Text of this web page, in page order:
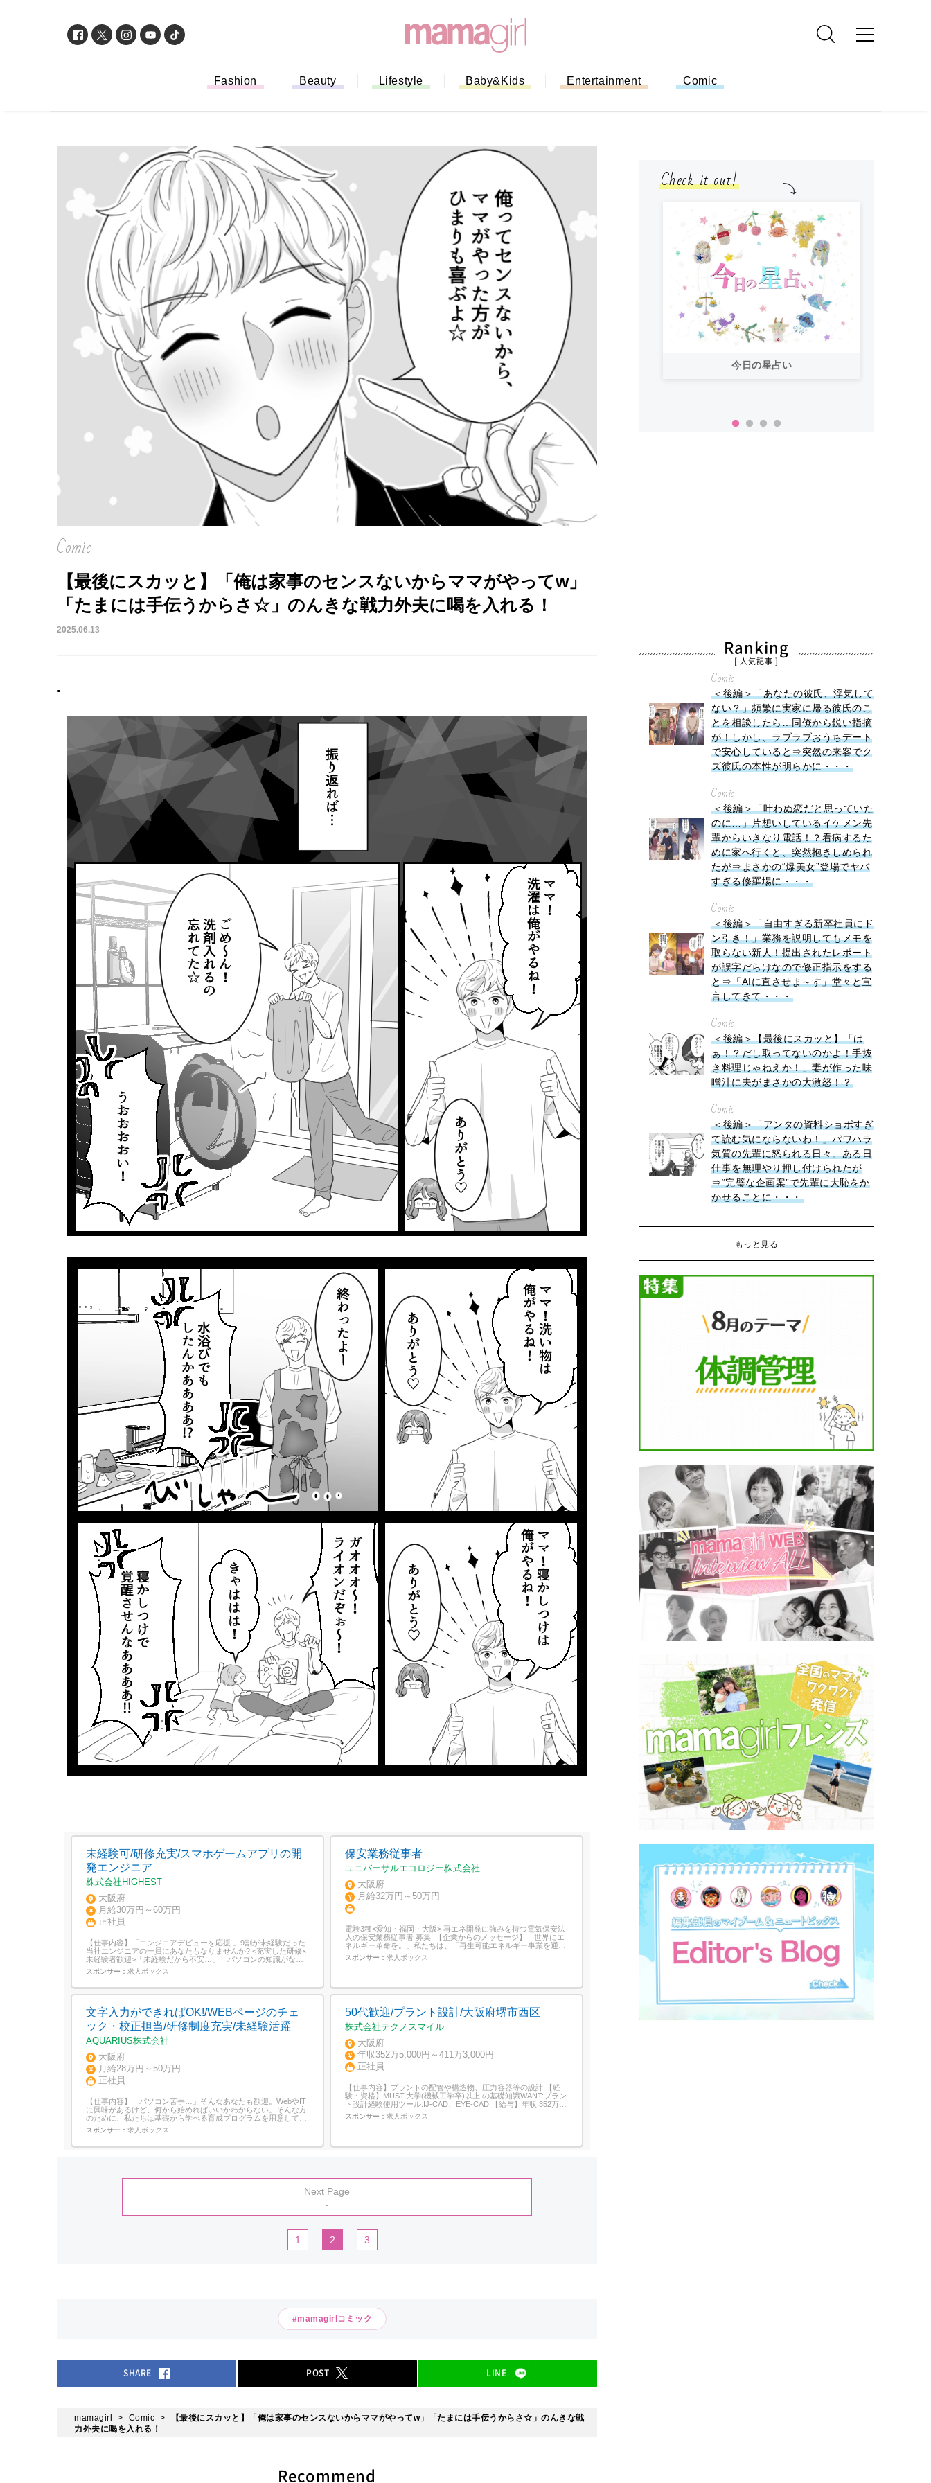
Fashion Beauty Lifestyle Baby&Kids Entertainment Comic
Comic
【最後にスカッと】「俺は家事のセンスないからママがやってw」
「たまには手伝うからさ☆」のんきな戦力外夫に喝を入れる！
2025.06.13
.
未経験可/研修充実/スマホゲームアプリの開
発エンジニア
株式会社HIGHEST
大阪府
月給30万円～60万円
正社員
【仕事内容】「エンジニアデビューを応援 」9割が未経験だった
当社エンジニアの一員にあなたもなりませんか? <充実した研修×
未経験者歓迎>「未経験だから不安…」「パソコンの知識がな
い…」「自分に向いてるかわからない…」この考えを持っている
方必見!当社の<充実した研修>で経験を積んで一流のエンジニア
ゲームア...
スポンサー： 求人ボックス
保安業務従事者
ユニバーサルエコロジー株式会社
大阪府
月給32万円～50万円
電験3種<愛知・福岡・大阪> 再エネ開発に強みを持つ電気保安法
人の保安業務従事者 募集! 【企業からのメッセージ】「世界にエ
ネルギー革命を。」私たちは、「再生可能エネルギー事業を通じ
て、全従業員の物心両面における幸福を追求する」という経営理
念を、すべての活動の核に据え、企業の社会的責任を果たしま
スポンサー： 求人ボックス
文字入力ができればOK!/WEBページのチェ
ック・校正担当/研修制度充実/未経験活躍
AQUARIUS株式会社
大阪府
月給28万円～50万円
正社員
【仕事内容】「パソコン苦手…」そんなあなたも歓迎。WebやIT
に興味があるけど、何から始めればいいかわからない。そんな方
のために、私たちは基礎から学べる育成プログラムを用意してい
ます。 安心のサポート体制&充実の研修制度・最長3か月のカリ
キュラムでじっくり成長・パソコン操作やOffice基礎からしっか
スポンサー： 求人ボックス
50代歓迎/プラント設計/大阪府堺市西区
株式会社テクノスマイル
大阪府
年収352万5,000円～411万3,000円
正社員
【仕事内容】プラントの配管や構造物、圧力容器等の設計 【経
験・資格】MUST:大学(機械工学卒)以上 の基礎知識WANT:プラン
ト設計経験使用ツール:IJ-CAD、EYE-CAD 【給与】年収:352万
5000円 411万3000円 経験・年齢・能力・前職給与等を考慮し決
定 通勤交通費(上限月10万円) 時間外勤務手当(100%支給) 出張手
スポンサー： 求人ボックス
Next Page
.
1 2 3
#mamagirlコミック
SHARE POST LINE
mamagirl Comic
【最後にスカッと】「俺は家事のセンスないからママがやってw」「たまには手伝うからさ☆」のんきな戦
力外夫に喝を入れる！
Recommend
Check it out!
「もう行列に並ばない！」ミスドのモ
バイルオーダー完全ガイド｜支払い方
法から受け取り方までネットオーダー
今日の星占い
Ranking
[ 人気記事 ]
Comic
＜後編＞「あなたの彼氏、浮気して
ない？」頻繁に実家に帰る彼氏のこ
とを相談したら…同僚から鋭い指摘
が！しかし、ラブラブおうちデート
で安心していると⇒突然の来客でク
ズ彼氏の本性が明らかに・・・
Comic
＜後編＞「叶わぬ恋だと思っていた
のに…」片想いしているイケメン先
輩からいきなり電話！？看病するた
めに家へ行くと、突然抱きしめられ
たが⇒まさかの“爆美女”登場でヤバ
すぎる修羅場に・・・
Comic
＜後編＞「自由すぎる新卒社員にド
ン引き！」業務を説明してもメモを
取らない新人！提出されたレポート
が誤字だらけなので修正指示をする
と⇒「AIに直させま～す」堂々と宣
言してきて・・・
Comic
＜後編＞【最後にスカッと】「は
ぁ！？だし取ってないのかよ！手抜
き料理じゃねえか！」妻が作った味
噌汁に夫がまさかの大激怒！？
Comic
＜後編＞「アンタの資料ショボすぎ
て読む気にならないわ！」パワハラ
気質の先輩に怒られる日々。ある日
仕事を無理やり押し付けられたが
⇒“完璧な企画案”で先輩に大恥をか
かせることに・・・
もっと見る